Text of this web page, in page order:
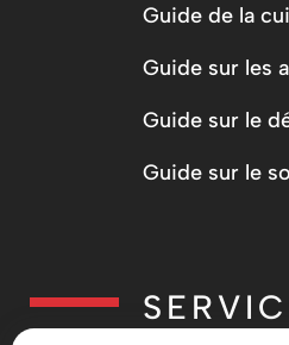
Guide de la
Guide sur les
Guide sur le
Guide sur le